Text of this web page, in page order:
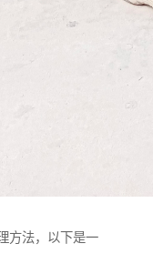
方法，以下是一